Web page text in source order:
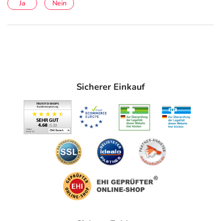
Verringerung ihres Zigarettenkonsums (Rauchreduktion)
und Xylitol. Apothekenpflichtig. Stand: 08/2025. Zu Risiken und
Nebenwirkungen lesen Sie die Packungsbeilage und fragen Sie
Ihre Ärztin, Ihren Arzt oder in Ihrer Apotheke.
NICOTINELL Lutschtabletten 1 mg/2 mg Mint Wirkstoff: Nicotin.
Anwendungsgebiete: Zur Unterstützung der Raucherentwöhnung
bei Nicotinabhängigkeit durch Linderung von
Nicotinentzugssymptomen, einschließlich Craving oder zur
zeitweiligen Verringerung des Zigarettenkonsums bei Rauchern, die
motiviert sind mit dem Rauchen aufzuhören. Ein permanenter
Ja
Nein
Sicherer Einkauf